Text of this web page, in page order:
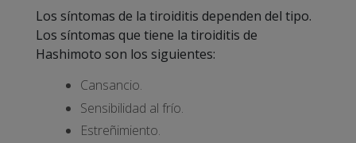
Los síntomas de la tiroiditis dependen del tipo.
Los síntomas que tiene la tiroiditis de
Hashimoto son los siguientes:
Cansancio.
Sensibilidad al frío.
Estreñimiento.